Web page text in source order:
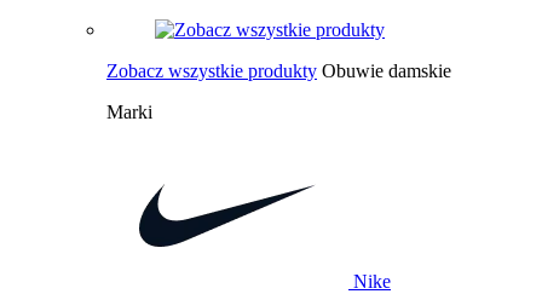
Zobacz wszystkie produkty Obuwie damskie
Marki
Nike